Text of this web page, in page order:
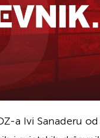
a Ivi Sanaderu